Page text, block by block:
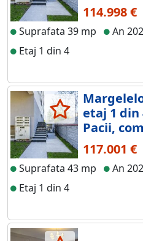
114.998 €
Suprafata 39 mp An
Etaj 1 din 4
etaj 1
Pacii,
117.001 €
Suprafata 43 mp An
Etaj 1 din 4